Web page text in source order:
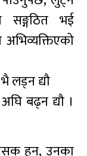
सङ्गठित भई
अभिव्यक्तिएको
लड्न द्यौ
बढ्न द्यौ ।
हुन्, उनका